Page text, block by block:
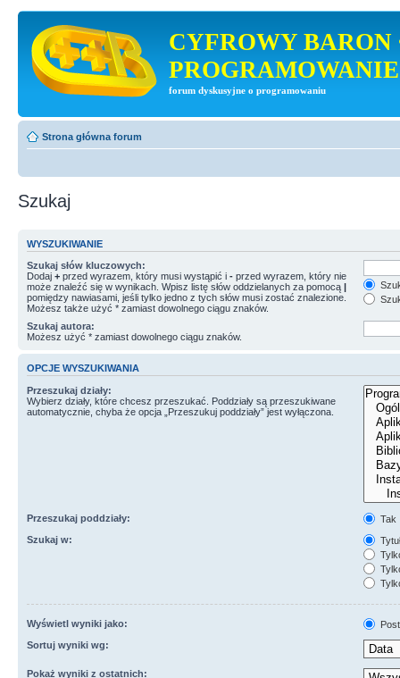
CYFROWY BARON
PROGRAMOWANIE
forum dyskusyjne o programowaniu
Strona główna forum
Szukaj
WYSZUKIWANIE
Szukaj słów kluczowych:
Dodaj + przed wyrazem, który musi wystąpić i - przed wyrazem, który nie
może znaleźć się w wynikach. Wpisz listę słów oddzielanych za pomocą |
pomiędzy nawiasami, jeśli tylko jedno z tych słów musi zostać znalezione.
Możesz także użyć * zamiast dowolnego ciągu znaków.
Szukaj autora:
Możesz użyć * zamiast dowolnego ciągu znaków.
OPCJE WYSZUKIWANIA
Przeszukaj działy:
Wybierz działy, które chcesz przeszukać. Poddziały są przeszukiwane
automatycznie, chyba że opcja „Przeszukuj poddziały” jest wyłączona.
Przeszukaj poddziały:
Tak
Szukaj w:
Wyświetl wyniki jako:
Sortuj wyniki wg:
Pokaż wyniki z ostatnich: